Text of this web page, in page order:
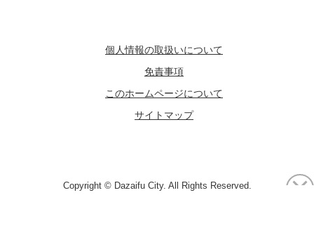
個人情報の取扱いについて
免責事項
このホームページについて
サイトマップ
Copyright © Dazaifu City. All Rights Reserved.